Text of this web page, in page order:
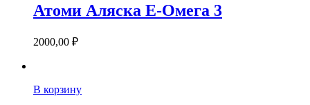
Атоми Аляска Е-Омега 3
2000,00 ₽
В корзину